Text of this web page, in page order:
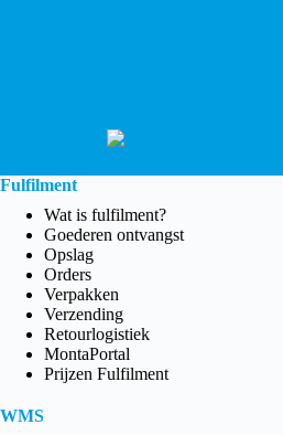
Fulfilment
Wat is fulfilment?
Goederen ontvangst
Opslag
Orders
Verpakken
Verzending
Retourlogistiek
MontaPortal
Prijzen Fulfilment
WMS